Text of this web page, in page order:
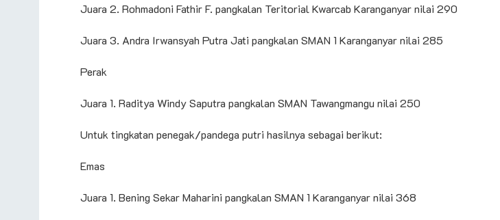
Juara 2. Rohmadoni Fathir F. pangkalan Teritorial Kwarcab Karanganyar nilai 290
Juara 3. Andra Irwansyah Putra Jati pangkalan SMAN 1 Karanganyar nilai 285
Perak
Juara 1. Raditya Windy Saputra pangkalan SMAN Tawangmangu nilai 250
Untuk tingkatan penegak/pandega putri hasilnya sebagai berikut:
Emas
Juara 1. Bening Sekar Maharini pangkalan SMAN 1 Karanganyar nilai 368